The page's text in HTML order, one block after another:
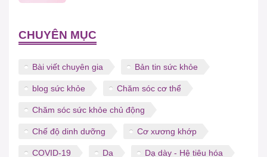
CHUYÊN MỤC
Bài viết chuyên gia Bản tin sức khỏe
blog sức khỏe Chăm sóc cơ thể
Chăm sóc sức khỏe chủ động
Chế độ dinh dưỡng Cơ xương khớp
COVID-19 Da Dạ dày - Hệ tiêu hóa